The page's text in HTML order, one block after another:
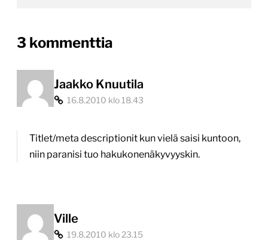
3 kommenttia
julkaisu
luupin
Takaisintoimeen.fi”
Jaakko Knuutila
16.8.2010 klo 18.43
Titlet/meta descriptionit kun vielä saisi kuntoon,
niin paranisi tuo hakukonenäkyvyyskin.
Ville
19.8.2010 klo 23.15